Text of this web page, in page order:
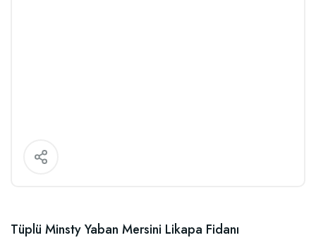
Tüplü Minsty Yaban Mersini Likapa Fidanı